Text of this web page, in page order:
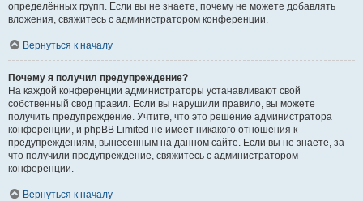
определённых групп. Если вы не знаете, почему не можете добавлять
вложения, свяжитесь с администратором конференции.
Вернуться к началу
Почему я получил предупреждение?
На каждой конференции администраторы устанавливают свой
собственный свод правил. Если вы нарушили правило, вы можете
получить предупреждение. Учтите, что это решение администратора
конференции, и phpBB Limited не имеет никакого отношения к
предупреждениям, вынесенным на данном сайте. Если вы не знаете, за
что получили предупреждение, свяжитесь с администратором
конференции.
Вернуться к началу